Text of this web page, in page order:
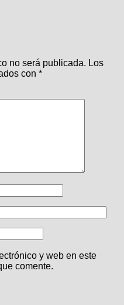
no será publicada. Los
con *
y web en este
comente.